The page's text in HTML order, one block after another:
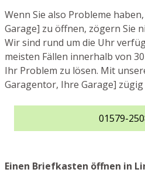
Wenn Sie also Probleme
Garage] zu öffnen, zögern Sie
Wir sind rund um die Uhr
meisten Fällen innerhalb von
Ihr Problem zu lösen. Mit
Garagentor, Ihre Garage]
01579-
Einen Briefkasten öffnen in